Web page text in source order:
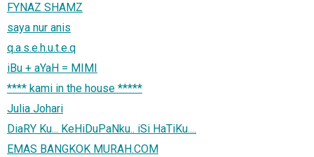
FYNAZ SHAMZ
saya nur anis
q.a.s.e.h.u.t.e.q
iBu + aYaH = MIMI
**** kami in the house *****
Julia Johari
DiaRY Ku... KeHiDuPaNku.. iSi HaTiKu....
EMAS BANGKOK MURAH.COM